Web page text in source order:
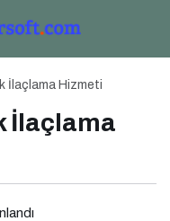
İlaçlama Hizmeti
İlaçlama
Bin Yıl Sonra